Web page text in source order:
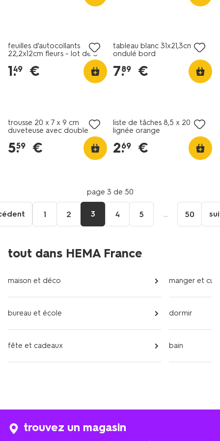
feuilles d'autocollants
22,2x12cm fleurs - lot de 3
1.
49 €
tableau blanc 31x21,3cm
ondulé bord
7.
89 €
trousse 20 x 7 x 9 cm
duveteuse avec double
5.
59 €
liste de tâches 8,5 x 20 cm
lignée orange
2.
69 €
page 3 de 50
Aller
à
page
précédente
1 2 3 4 5 ... 50
tout dans HEMA France
maison et déco
bureau et école
fête et cadeaux
manger et
dormir
bain
trouvez un magasin